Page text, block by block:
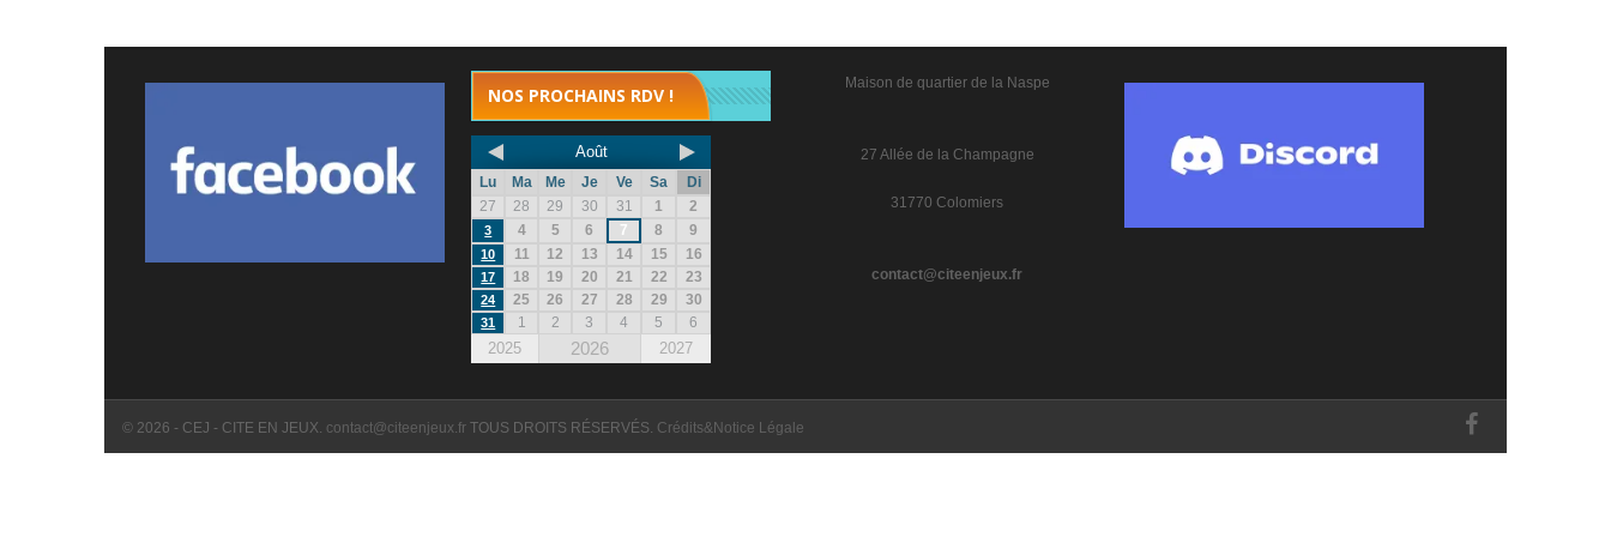
NOS PROCHAINS RDV !
Août
Lu Ma Me Je Ve Sa
Di
27
28 29 30 31 1 2
3 4 5 6 7 8 9
10 11 12 13 14 15 16
17 18 19 20 21 22 23
24 25 26 27 28 29 30
31 1 2 3 4 5 6
2025 2026 2027
Maison de quartier de la Naspe
27 Allée de la Champagne
31770 Colomiers
contact@citeenjeux.fr
© 2026 - CEJ - CITE EN JEUX. contact@citeenjeux.fr TOUS DROITS RÉSERVÉS. Crédits&Notice Légale